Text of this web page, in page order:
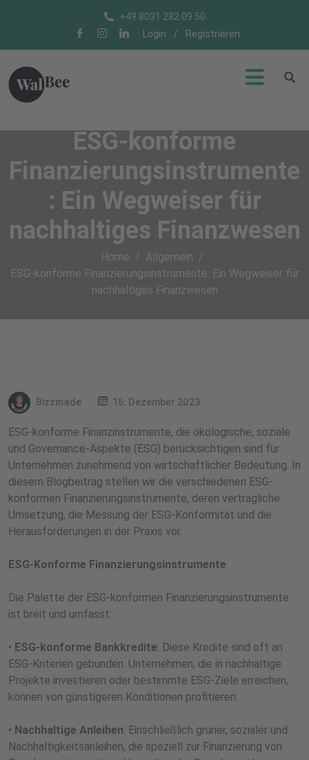
+49 8031 282 09 50
Login
/ Registrieren
ESG-konforme
Finanzierungsinstrumente
: Ein Wegweiser für
nachhaltiges Finanzwesen
Home
Allgemein
ESG-konforme Finanzierungsinstrumente: Ein Wegweiser für
nachhaltiges Finanzwesen
Bizzmade 15. Dezember 2023
ESG-konforme Finanzinstrumente, die ökologische, soziale
und Governance-Aspekte (ESG) berücksichtigen sind für
Unternehmen zunehmend von wirtschaftlicher Bedeutung. In
diesem Blogbeitrag stellen wir die verschiedenen ESG-
konformen Finanzierungsinstrumente, deren vertragliche
Umsetzung, die Messung der ESG-Konformität und die
Herausforderungen in der Praxis vor.
ESG-Konforme Finanzierungsinstrumente
Die Palette der ESG-konformen Finanzierungsinstrumente
ist breit und umfasst:
• ESG-konforme Bankkredite: Diese Kredite sind oft an
ESG-Kriterien gebunden. Unternehmen, die in nachhaltige
Projekte investieren oder bestimmte ESG-Ziele erreichen,
können von günstigeren Konditionen profitieren.
• Nachhaltige Anleihen: Einschließlich grüner, sozialer und
Nachhaltigkeitsanleihen, die speziell zur Finanzierung von